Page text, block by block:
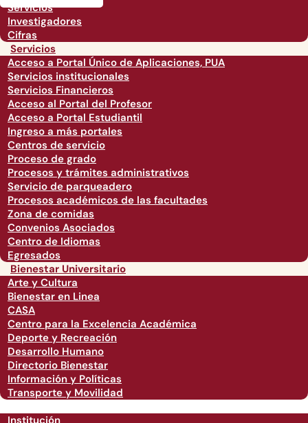
Servicios
Investigadores
Cifras
Servicios
Acceso a Portal Único de Aplicaciones, PUA
Servicios institucionales
Servicios Financieros
Acceso al Portal del Profesor
Acceso a Portal Estudiantil
Ingreso a más portales
Centros de servicio
Proceso de grado
Procesos y trámites administrativos
Servicio de parqueadero
Procesos académicos de las facultades
Zona de comidas
Convenios Asociados
Centro de Idiomas
Egresados
Bienestar Universitario
Arte y Cultura
Bienestar en Linea
CASA
Centro para la Excelencia Académica
Deporte y Recreación
Desarrollo Humano
Directorio Bienestar
Información y Políticas
Transporte y Movilidad
Institución